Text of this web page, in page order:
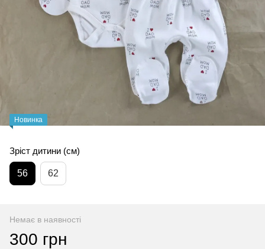
Новинка
Зріст дитини (см)
56 62
Немає в наявності
300 грн